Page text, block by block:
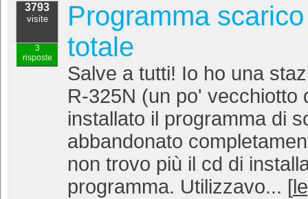
3793
visite
3
risposte
Programma
totale
Salve a tutti! Io ho una
R-325N (un po' vecchiotto
installato il programma di
abbandonato
non trovo più il cd di
programma. Utilizzavo... [